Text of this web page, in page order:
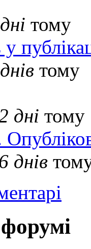
тому
тому
дні тому
днів